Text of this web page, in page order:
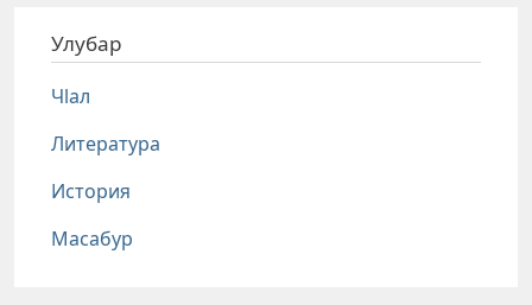
Улубар
Чlал
Литература
История
Масабур